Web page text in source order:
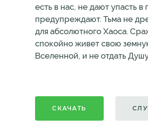
есть в нас, не дают упасть
предупреждают. Тьма не
для абсолютного Хаоса.
спокойно живет свою
Вселенной, и не отдать
СКАЧАТЬ